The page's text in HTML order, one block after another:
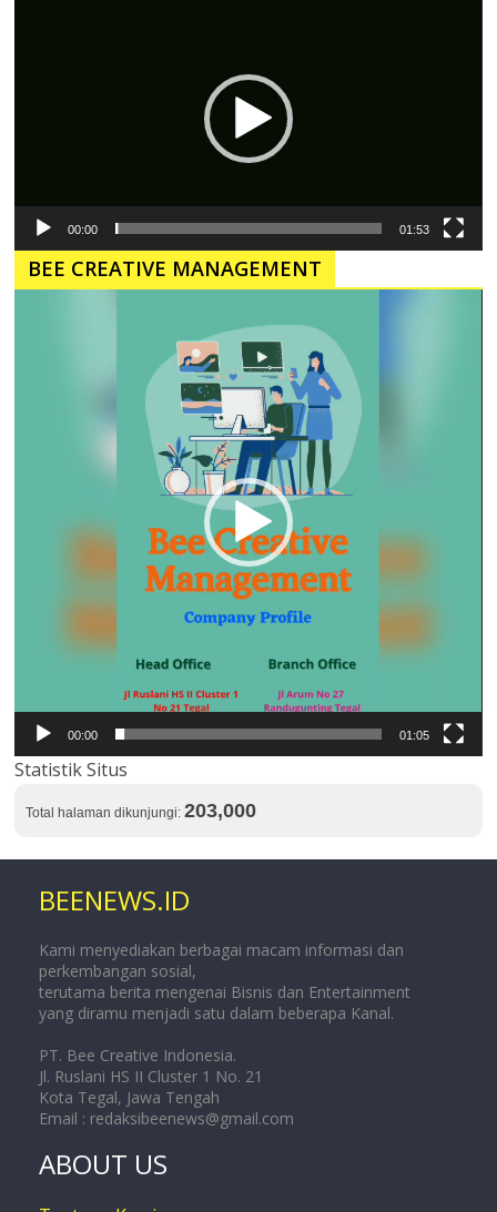
00:00 01:53
BEE CREATIVE MANAGEMENT
00:00 01:05
Statistik Situs
Total halaman dikunjungi:203,000
BEENEWS.ID
Kami menyediakan berbagai macam informasi dan
perkembangan sosial,
terutama berita mengenai Bisnis dan Entertainment
yang diramu menjadi satu dalam beberapa Kanal.
PT. Bee Creative Indonesia.
Jl. Ruslani HS II Cluster 1 No. 21
Kota Tegal, Jawa Tengah
Email : redaksibeenews@gmail.com
ABOUT US